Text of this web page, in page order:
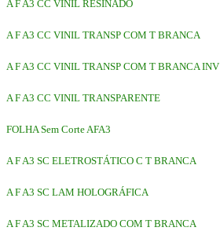
A F A3 CC VINIL RESINADO
A F A3 CC VINIL TRANSP COM T BRANCA
A F A3 CC VINIL TRANSP COM T BRANCA INV
A F A3 CC VINIL TRANSPARENTE
FOLHA Sem Corte AFA3
A F A3 SC ELETROSTÁTICO C T BRANCA
A F A3 SC LAM HOLOGRÁFICA
A F A3 SC METALIZADO COM T BRANCA